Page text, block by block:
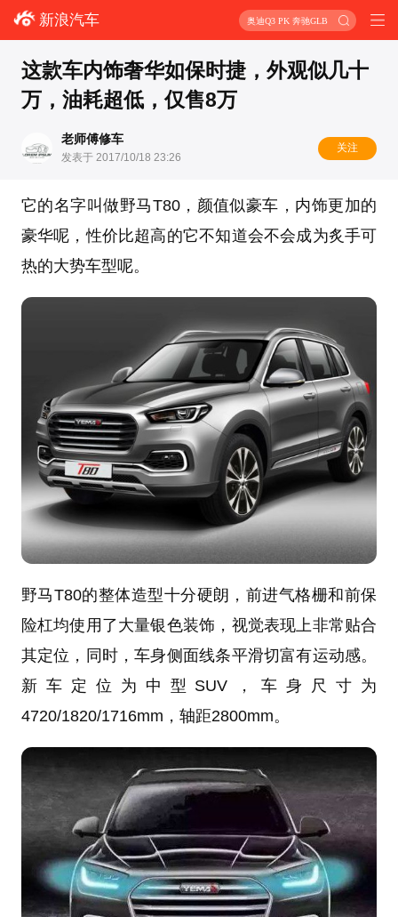
新浪汽车 奥迪Q3 PK 奔驰GLB
这款车内饰奢华如保时捷，外观似几十
万，油耗超低，仅售8万
老师傅修车
发表于 2017/10/18 23:26
关注
它的名字叫做野马T80，颜值似豪车，内饰更加的
豪华呢，性价比超高的它不知道会不会成为炙手可
热的大势车型呢。
野马T80的整体造型十分硬朗，前进气格栅和前保
险杠均使用了大量银色装饰，视觉表现上非常贴合
其定位，同时，车身侧面线条平滑切富有运动感。
新车定位为中型SUV，车身尺寸为
4720/1820/1716mm，轴距2800mm。